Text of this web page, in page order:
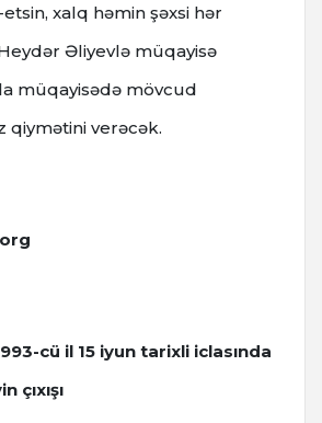
xalq həmin şəxsi hər
Əliyevlə müqayisə
müqayisədə mövcud
qiymətini verəcək.
cü il 15 iyun tarixli iclasında
çıxışı